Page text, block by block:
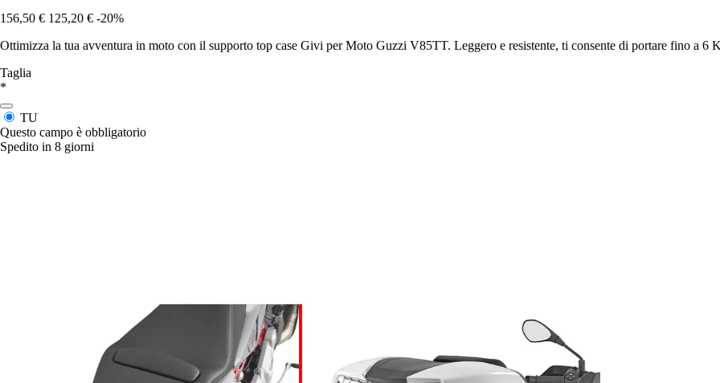
156,50 € 125,20 € -20%
Ottimizza la tua avventura in moto con il supporto top case Givi per Moto Guzzi V85TT. Leggero e resistente, ti consente di portare fino a 6
Taglia
*
TU
Questo campo è obbligatorio
Spedito in 8 giorni